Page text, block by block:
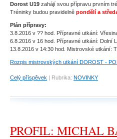
Dorost U19 zahájí svou přípravu prvním
Tréninky budou pravidelně pondělí a
Plán přípravy:
3.8.2016 v ?? hod. Přípravné utkání:
6.8.2016 v 16 hod. Přípravné utkání: Dolní
13.8.2016 v 14:30 hod. Mistrovské utkání:
Rozpis mistrovských utkání DOROST -
Celý příspěvek | Rubrika: NOVINKY
PROFIL: MICHAL